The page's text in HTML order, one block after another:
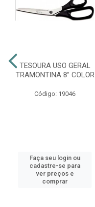
TESOURA USO GERAL
TRAMONTINA 8” COLOR
Código: 19046
Faça seu login ou
cadastre-se para
ver preços e
comprar